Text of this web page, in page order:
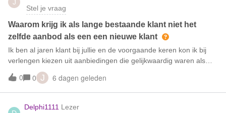
prijsverschil in;40MB 11 euro30MB 10 euro5GB 7 euroIk vind dit
een slechte ontwikkeling en niet meer klantvriendelijk.Zodra mijn
abo afloopt ga ik weg.
J
Stel je vraag
Waarom krijg ik als lange bestaande klant niet het
zelfde aanbod als een een nieuwe klant
Ik ben al jaren klant bij jullie en de voorgaande keren kon ik bij
verlengen kiezen uit aanbiedingen die gelijkwaardig waren als
nieuwe klanten.Nu krijg ik een aanbod van 2 maanden gratis
terwijl nieuwe klanten maar liefst een aanbieding krijgen van 12
maanden voor maar € 3,50.Ik ben nu hard aan het denken om
Simpel te gaan verlaten voor een andere aanbieder , als reden is
0 0 J 6 dagen geleden
Delphi1111 Lezer